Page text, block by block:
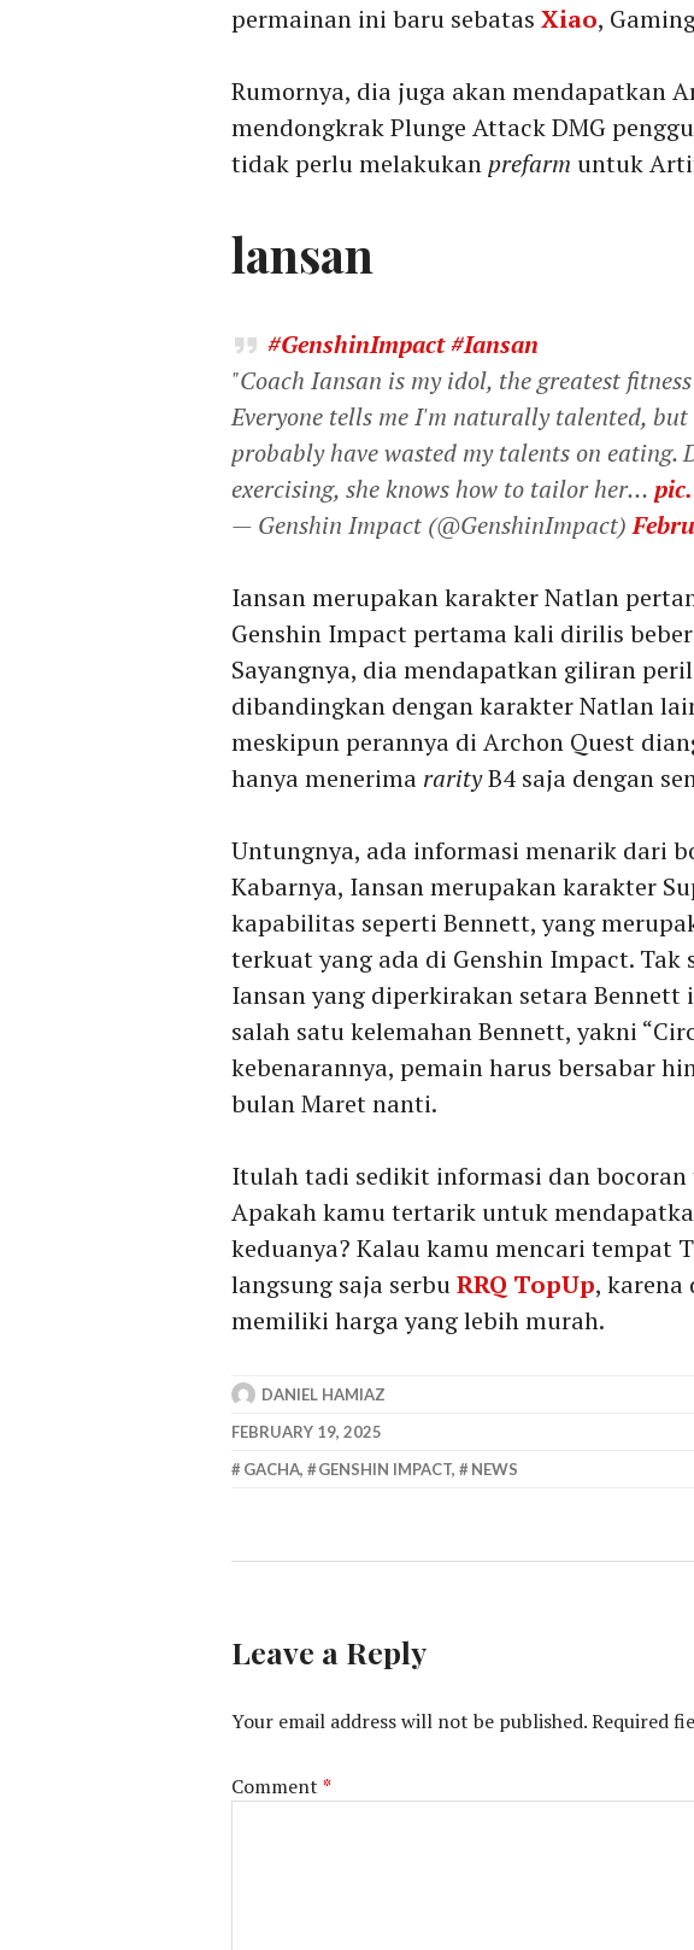
permainan ini baru sebatas Xiao,
Rumornya, dia juga akan mendapatkan
mendongkrak Plunge Attack DMG
tidak perlu melakukan prefarm untuk
lansan
#GenshinImpact#Iansan
"Coach Iansan is my idol, the greatest
Everyone tells me I'm naturally talented,
probably have wasted my talents on eating.
exercising, she knows how to tailor her…
— Genshin Impact (@GenshinImpact)
Iansan merupakan karakter Natlan
Genshin Impact pertama kali dirilis
Sayangnya, dia mendapatkan giliran
dibandingkan dengan karakter Natlan
meskipun perannya di Archon Quest
hanya menerima rarityB4 saja dengan
Untungnya, ada informasi menarik dari
Kabarnya, Iansan merupakan karakter
kapabilitas seperti Bennett, yang
terkuat yang ada di Genshin Impact.
Iansan yang diperkirakan setara
salah satu kelemahan Bennett, yakni
kebenarannya, pemain harus bersabar
bulan Maret nanti.
Itulah tadi sedikit informasi dan bocoran
Apakah kamu tertarik untuk
keduanya? Kalau kamu mencari tempat
langsung saja serbuRRQ TopUp,
memiliki harga yang lebih murah.
DANIEL HAMIAZ
FEBRUARY 19, 2025
GACHA, GENSHIN IMPACT, NEWS
Leave a Reply
Your email address will not be published.Required
Comment *